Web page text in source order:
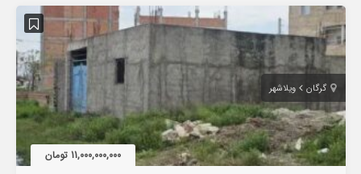
گرگان ویلاشهر
11,000,000,000 تومان